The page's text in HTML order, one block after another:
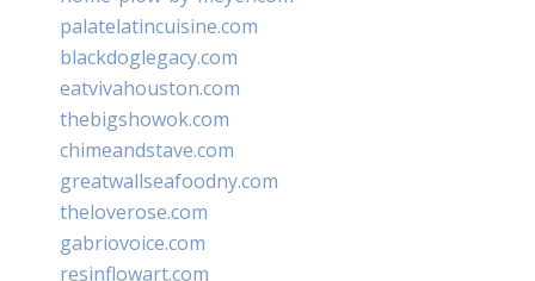
palatelatincuisine.com
blackdoglegacy.com
eatvivahouston.com
thebigshowok.com
chimeandstave.com
greatwallseafoodny.com
theloverose.com
gabriovoice.com
resinflowart.com